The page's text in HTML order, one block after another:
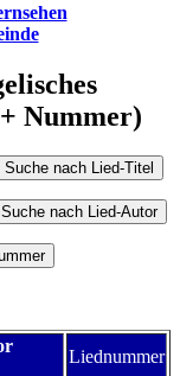
Nummer)
Liednummer